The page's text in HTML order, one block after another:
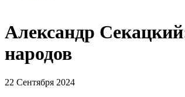
Александр
народов
22 Сентября 2024